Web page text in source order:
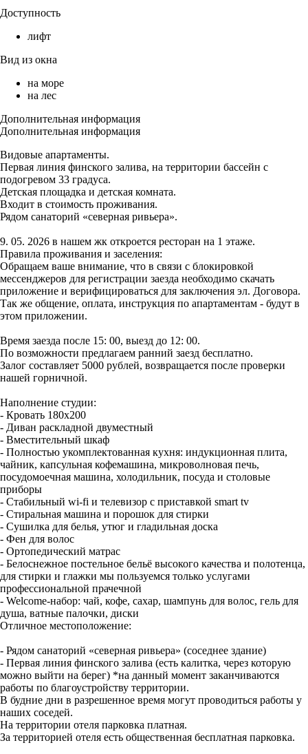
Доступность
лифт
Вид из окна
на море
на лес
Дополнительная информация
Дополнительная информация
Видовые апартаменты.
Первая линия финского залива, на территории бассейн с
подогревом 33 градуса.
Детская площадка и детская комната.
Входит в стоимость проживания.
Рядом санаторий «северная ривьера».
9. 05. 2026 в нашем жк откроется ресторан на 1 этаже.
Правила проживания и заселения:
Обращаем ваше внимание, что в связи с блокировкой
мессенджеров для регистрации заезда необходимо скачать
приложение и верифицироваться для заключения эл. Договора.
Так же общение, оплата, инструкция по апартаментам - будут в
этом приложении.
Время заезда после 15: 00, выезд до 12: 00.
По возможности предлагаем ранний заезд бесплатно.
Залог составляет 5000 рублей, возвращается после проверки
нашей горничной.
Наполнение студии:
- Кровать 180х200
- Диван раскладной двуместный
- Вместительный шкаф
- Полностью укомплектованная кухня: индукционная плита,
чайник, капсульная кофемашина, микроволновая печь,
посудомоечная машина, холодильник, посуда и столовые
приборы
- Стабильный wi-fi и телевизор с приставкой smart tv
- Стиральная машина и порошок для стирки
- Сушилка для белья, утюг и гладильная доска
- Фен для волос
- Ортопедический матрас
- Белоснежное постельное бельё высокого качества и полотенца,
для стирки и глажки мы пользуемся только услугами
профессиональной прачечной
- Welcomе-набор: чай, кофе, сахар, шампунь для волос, гель для
душа, ватные палочки, диски
Отличное местоположение:
- Рядом санаторий «северная ривьера» (соседнее здание)
- Первая линия финского залива (есть калитка, через которую
можно выйти на берег) *на данный момент заканчиваются
работы по благоустройству территории.
В будние дни в разрешенное время могут проводиться работы у
наших соседей.
На территории отеля парковка платная.
За территорией отеля есть общественная бесплатная парковка.